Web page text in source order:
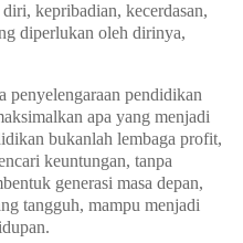
kepribadian, kecerdasan,
diperlukan oleh dirinya,
penyelengaraan pendidikan
apa yang menjadi
bukanlah lembaga profit,
keuntungan, tanpa
generasi masa depan,
tangguh, mampu menjadi